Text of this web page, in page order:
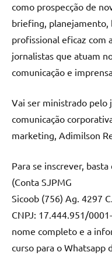
como prospecção de
briefing, planejamento,
profissional eficaz com
jornalistas que atuam
comunicação e
Vai ser ministrado pelo
comunicação
marketing, Adimilson
Para se inscrever,
(Conta SJPMG
Sicoob (756) Ag. 4297
CNPJ: 17.444.951/
nome completo e a
curso para o Whatsapp